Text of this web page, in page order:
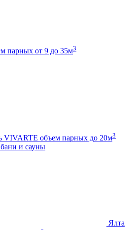
парных от 9 до 35м3
VIVARTE объем парных до 20м3
и сауны
Ялта